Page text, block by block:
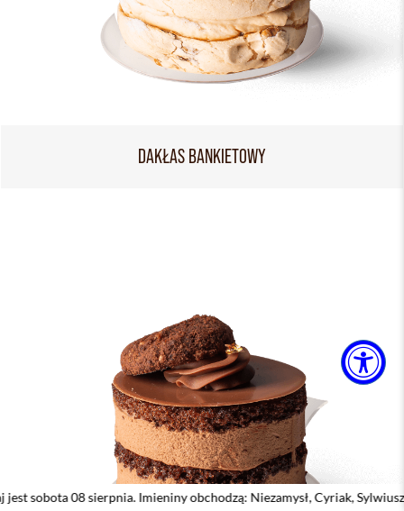
DAKŁAS BANKIETOWY
Imieniny obchodzą: Niezamysł, Cyriak, Sylwiusz, Cyryl, Emilian,